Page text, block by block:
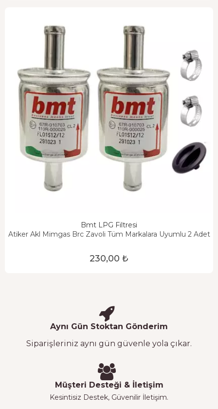
Bmt LPG Filtresi
Atiker Akl Mimgas Brc Zavoli Tüm Markalara Uyumlu 2 Adet
230,00 ₺
Aynı Gün Stoktan Gönderim
Siparişleriniz aynı gün güvenle yola çıkar.
Müşteri Desteği & İletişim
Kesintisiz Destek, Güvenilir İletişim.